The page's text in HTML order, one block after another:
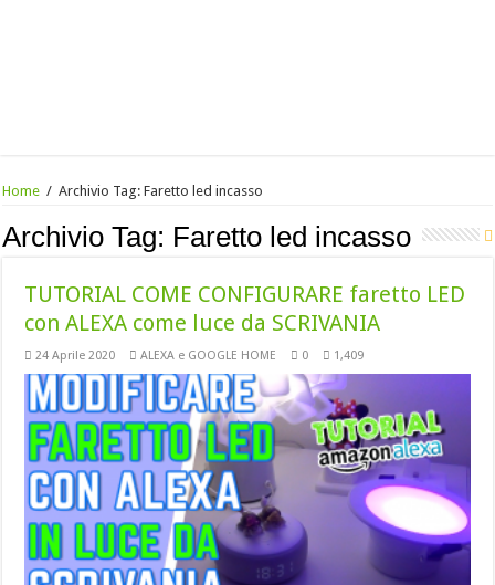
Home / Archivio Tag:Faretto led incasso
Archivio Tag: Faretto led incasso
TUTORIAL COME CONFIGURARE faretto LED
con ALEXA come luce da SCRIVANIA
24 Aprile 2020 ALEXA e GOOGLE HOME 0 1,409